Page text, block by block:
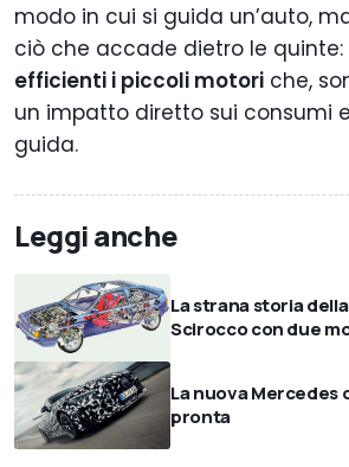
modo in cui si guida un’auto,
ciò che accade dietro le quinte:
efficienti i piccoli motori che,
un impatto diretto sui consumi
guida.
Leggi anche
La strana storia
Scirocco con due
La nuova Mercedes
pronta